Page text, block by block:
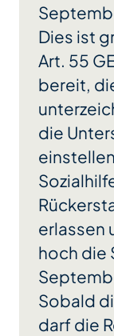
Dies ist
Art. 55
bereit,
die
erlassen
hoch die
Sobald
darf die